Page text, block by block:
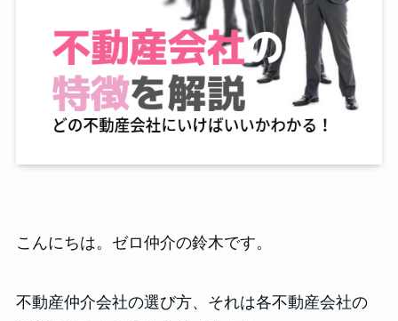
こんにちは。ゼロ仲介の鈴木です。
不動産仲介会社の選び方、それは各不動産会社の